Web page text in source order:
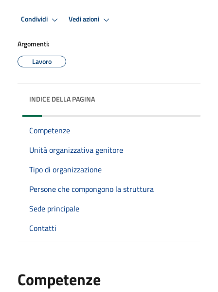
Condividi Vedi azioni
Argomenti:
Lavoro
INDICE DELLA PAGINA
Competenze
Unità organizzativa genitore
Tipo di organizzazione
Persone che compongono la struttura
Sede principale
Contatti
Competenze